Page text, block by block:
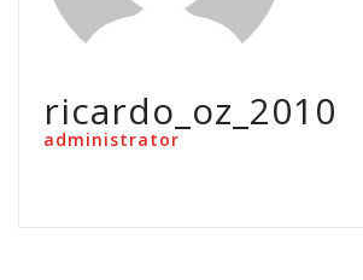
ricardo_oz_2010
administrator